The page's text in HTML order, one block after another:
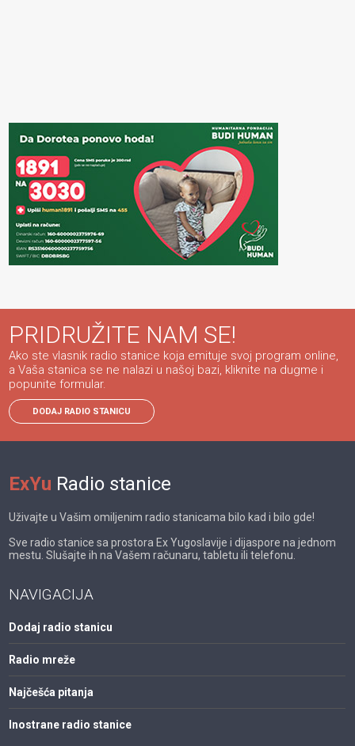
PRIDRUŽITE NAM SE!
Ako ste vlasnik radio stanice koja emituje svoj program online,
a Vaša stanica se ne nalazi u našoj bazi, kliknite na dugme i
popunite formular.
DODAJ RADIO STANICU
ExYu Radio stanice
Uživajte u Vašim omiljenim radio stanicama bilo kad i bilo gde!
Sve radio stanice sa prostora Ex Yugoslavije i dijaspore na jednom
mestu. Slušajte ih na Vašem računaru, tabletu ili telefonu.
NAVIGACIJA
Dodaj radio stanicu
Radio mreže
Najčešća pitanja
Inostrane radio stanice